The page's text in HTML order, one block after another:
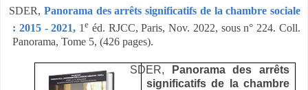
Panorama des arrêts significatifs de la chambre sociale
: 2015 - 2021, 1e éd. RJCC, Paris, Nov. 2022, sous n° 224. Coll.
Panorama, Tome 5, (426 pages).
SDER,
Panorama des arrêts
significatifs de la chambre